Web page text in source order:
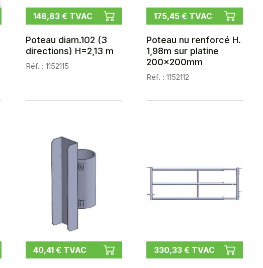
148,83 € TVAC
Poteau diam.102 (3
directions) H=2,13 m
Réf. : 1152115
175,45 € TVAC
Poteau nu renforcé H.
1,98m sur platine
200x200mm
Réf. : 1152112
40,41 € TVAC 330,33 € TVAC